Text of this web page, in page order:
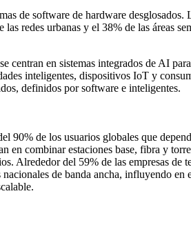
de software de hardware desglosados.
redes urbanas y el 38% de las áreas
centran en sistemas integrados de AI
inteligentes, dispositivos IoT y
definidos por software e inteligentes.
90% de los usuarios globales que
en combinar estaciones base, fibra y
Alrededor del 59% de las empresas de
de banda ancha, influyendo